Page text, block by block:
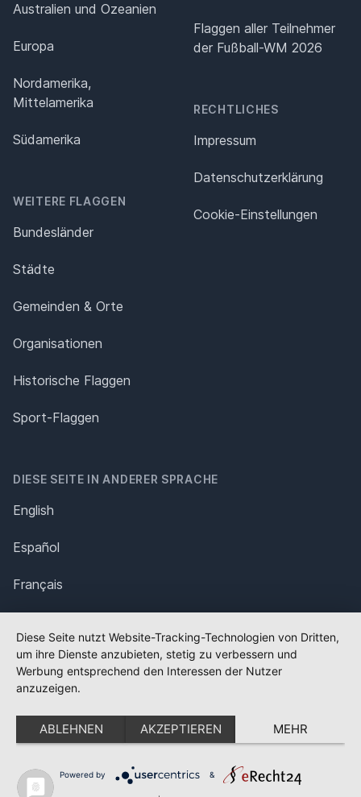
Australien und Ozeanien
Europa
Nordamerika,
Mittelamerika
Südamerika
WEITERE FLAGGEN
Bundesländer
Städte
Gemeinden & Orte
Organisationen
Historische Flaggen
Sport-Flaggen
Flaggen aller Teilnehmer
der Fußball-WM 2026
RECHTLICHES
Impressum
Datenschutz­erklärung
Cookie-Einstellungen
DIESE SEITE IN ANDERER SPRACHE
English
Español
Français
Polska
Português
Nederlands
Svenska
Diese Seite nutzt Website-Tracking-Technologien von Dritten,
um ihre Dienste anzubieten, stetig zu verbessern und
Werbung entsprechend den Interessen der Nutzer
anzuzeigen.
ABLEHNEN AKZEPTIEREN MEHR
Powered by &